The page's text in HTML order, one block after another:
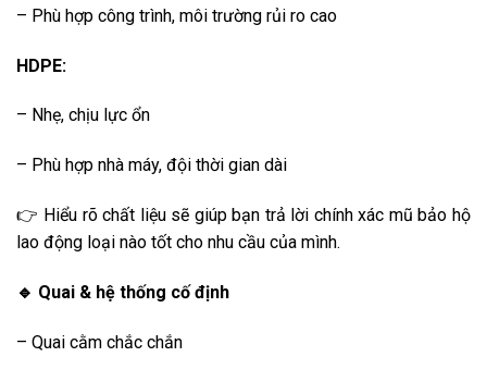
– Phù hợp công trình, môi trường rủi ro cao
HDPE:
– Nhẹ, chịu lực ổn
– Phù hợp nhà máy, đội thời gian dài
👉 Hiểu rõ chất liệu sẽ giúp bạn trả lời chính xác mũ bảo hộ
lao động loại nào tốt cho nhu cầu của mình.
🔹 Quai & hệ thống cố định
– Quai cằm chắc chắn